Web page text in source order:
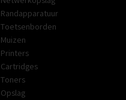
Randapparatuur
Toetsenborden
Muizen
Printers
Cartridges
Toners
Opslag